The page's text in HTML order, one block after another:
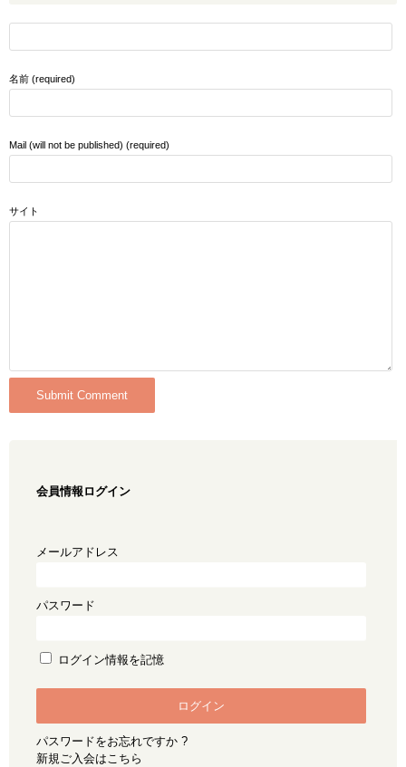
名前 (required)
Mail (will not be published) (required)
サイト
会員情報ログイン
メールアドレス
パスワード
ログイン情報を記憶
パスワードをお忘れですか ?
新規ご入会はこちら